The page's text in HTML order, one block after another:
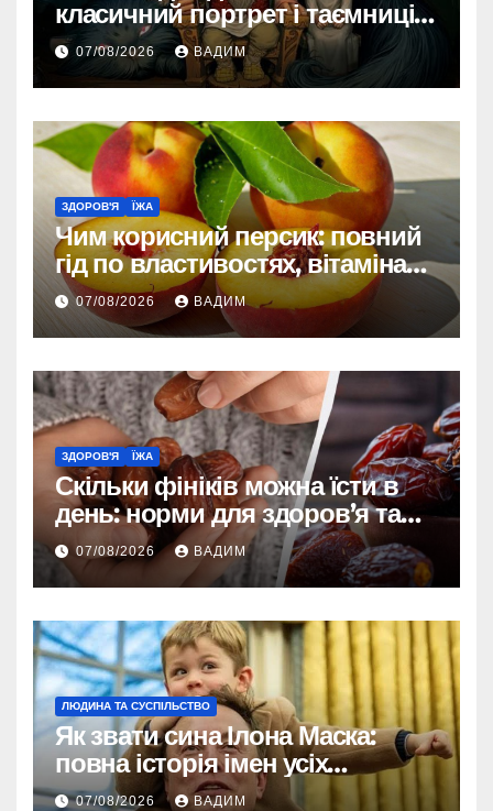
класичний портрет і таємниці
зовнішності
07/08/2026 ВАДИМ
ЗДОРОВ'Я ЇЖА
Чим корисний персик: повний
гід по властивостях, вітамінах і
впливі на організм
07/08/2026 ВАДИМ
ЗДОРОВ'Я ЇЖА
Скільки фініків можна їсти в
день: норми для здоров’я та
енергії
07/08/2026 ВАДИМ
ЛЮДИНА ТА СУСПІЛЬСТВО
Як звати сина Ілона Маска:
повна історія імен усіх
хлопчиків мільярдера
07/08/2026 ВАДИМ